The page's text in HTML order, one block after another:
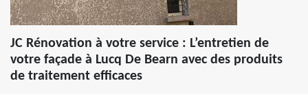
JC Rénovation à votre service : L’entretien de
votre façade à Lucq De Bearn avec des produits
de traitement efficaces